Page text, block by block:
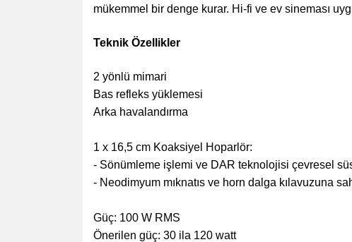
mükemmel bir denge kurar. Hi-fi ve ev sineması
Teknik Özellikler
2 yönlü mimari
Bas refleks yüklemesi
Arka havalandırma
1 x 16,5 cm Koaksiyel Hoparlör:
- Sönümleme işlemi ve DAR teknolojisi çevresel
- Neodimyum mıknatıs ve horn dalga kılavuzuna
Güç: 100 W RMS
Önerilen güç: 30 ila 120 watt